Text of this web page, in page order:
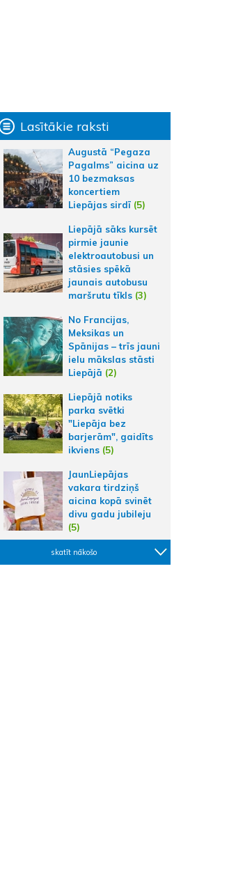
Lasītākie raksti
Augustā “Pegaza
Pagalms” aicina uz
10 bezmaksas
koncertiem
Liepājas sirdī (5)
Liepājā sāks kursēt
pirmie jaunie
elektroautobusi un
stāsies spēkā
jaunais autobusu
maršrutu tīkls (3)
No Francijas,
Meksikas un
Spānijas – trīs jauni
ielu mākslas stāsti
Liepājā (2)
Liepājā notiks
parka svētki
"Liepāja bez
barjerām", gaidīts
ikviens (5)
JaunLiepājas
vakara tirdziņš
aicina kopā svinēt
divu gadu jubileju
(5)
skatīt nākošo